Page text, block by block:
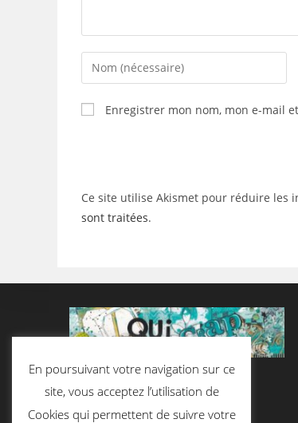
Enter
your
name
or
Enregistrer mon nom, mon e-mail
Ce site utilise Akismet pour réduire les
sont traitées.
En poursuivant votre navigation sur ce
site, vous acceptez l’utilisation de
Cookies qui permettent de suivre votre